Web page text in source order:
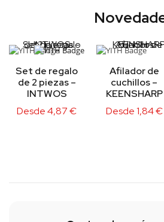
Set de regalo
de 2 piezas –
INTWOS
Desde4,87€
Afilador de
cuchillos –
KEENSHARP
Desde1,84€